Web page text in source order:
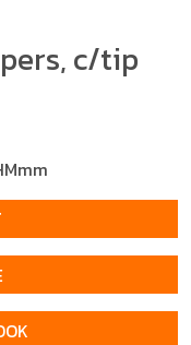
c/tip